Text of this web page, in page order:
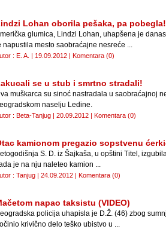
Lohan oborila pešaka, pa pobegla!
glumica, Lindzi Lohan, uhapšena je
napustila mesto saobraćajne nesreće ...
: E. A. | 19.09.2012 | Komentara (0)
se u stub i smrtno stradali!
muškarca su sinoć nastradala u saobraćajnoj
naselju Ledine.
: Beta-Tanjug | 20.09.2012 | Komentara (0)
kamionom pregazio sopstvenu
S. D. iz Šajkaša, u opštini Titel,
je na nju naleteo kamion ...
: Tanjug | 24.09.2012 | Komentara (0)
napao taksistu (VIDEO)
policija uhapisla je D.Ž. (46) zbog
krivično delo teško ubistvo u ...